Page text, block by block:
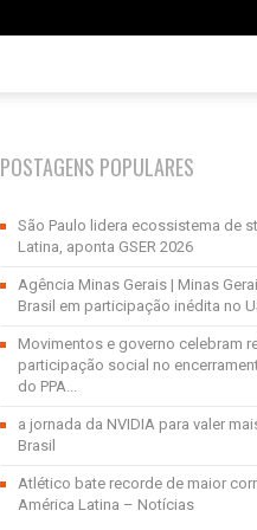
POSTAGENS POPULARES
São Paulo lidera ecossistema de
Latina, aponta GSER 2026
Agência Minas Gerais | Minas
Brasil em participação inédita no
Movimentos e governo celebram
participação social no
do PPA...
a jornada da NVIDIA para valer
Brasil
Atlético bate recorde de maior
América Latina – Notícias